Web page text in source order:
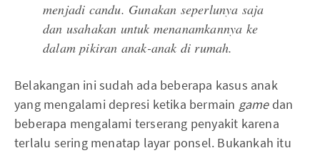
menjadi candu. Gunakan seperlunya saja
dan usahakan untuk menanamkannya ke
dalam pikiran anak-anak di rumah.
Belakangan ini sudah ada beberapa kasus anak
yang mengalami depresi ketika bermain gamedan
beberapa mengalami terserang penyakit karena
terlalu sering menatap layar ponsel. Bukankah itu